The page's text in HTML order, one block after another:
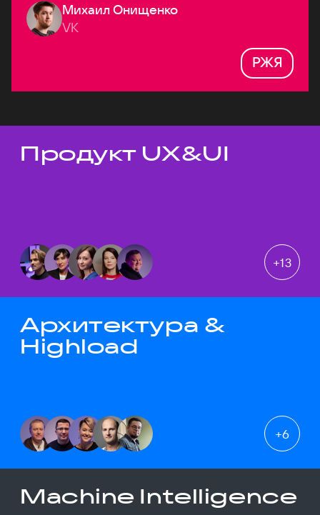
Михаил Онищенко
VK
РЖЯ
Темы докладов
Продукт UX&UI
+13
Архитектура &
Highload
+6
Machine Intelligence